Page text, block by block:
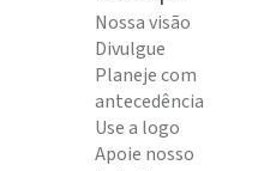
Nossa visão
Divulgue
Planeje com
antecedência
Use a logo
Apoie nosso